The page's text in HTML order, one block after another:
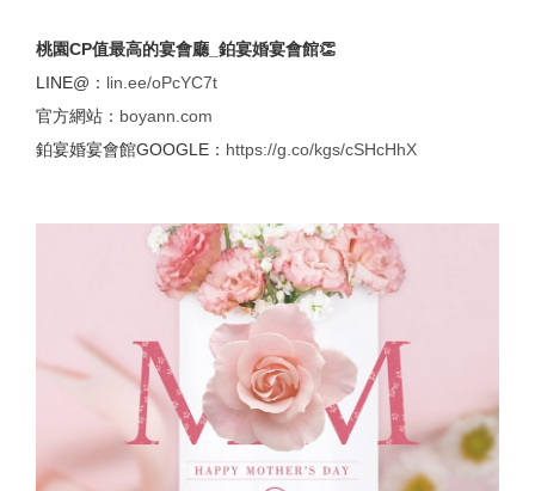
桃園CP值最高的宴會廳_鉑宴婚宴會館👏
LINE@： lin.ee/oPcYC7t
官方網站： boyann.com
鉑宴婚宴會館GOOGLE： https://g.co/kgs/cSHcHhX